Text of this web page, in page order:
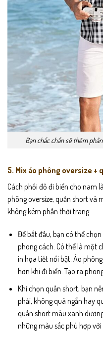
Bạn chắc chắn sẽ thêm
5. Mix áo phông oversize +
Cách phối đồ đi biển cho nam
phông oversize, quần short và
không kém phần thời trang.
Để bắt đầu, bạn có thể
phong cách. Có thể là một
in họa tiết nổi bật. Áo
hơn khi đi biển. Tạo ra
Khi chọn quần short, bạn
phải, không quá ngắn hay
quần short màu xanh
những màu sắc phù hợp